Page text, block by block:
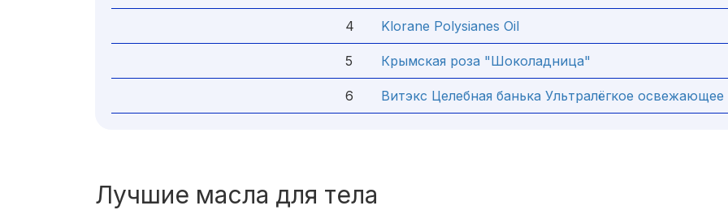
4 Klorane Polysianes Oil
5 Крымская роза "Шоколадница"
6 Витэкс Целебная банька Ультралёгкое освежающее
Лучшие масла для тела